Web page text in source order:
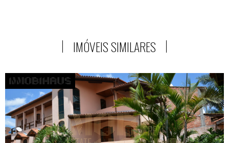
IMÓVEIS SIMILARES